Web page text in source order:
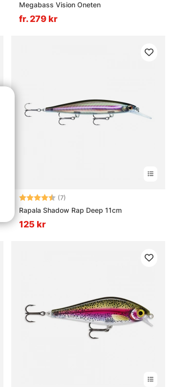
Megabass Vision Oneten
fr. 279 kr
Betyg: (7)
Rapala Shadow Rap Deep 11cm
125 kr